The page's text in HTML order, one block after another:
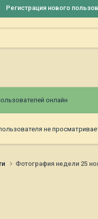
Регистрация нового
онлайн
не
Фотография недели 25